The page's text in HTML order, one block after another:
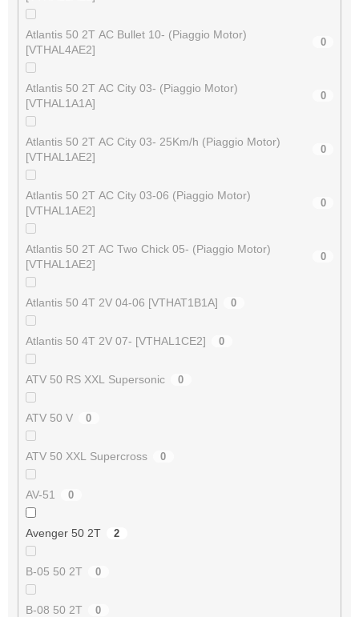
Atlantis 50 2T AC Bullet 10- (Piaggio Motor)
[VTHAL4AE2]
0
Atlantis 50 2T AC City 03- (Piaggio Motor)
[VTHAL1A1A]
0
Atlantis 50 2T AC City 03- 25Km/h (Piaggio Motor)
[VTHAL1AE2]
0
Atlantis 50 2T AC City 03-06 (Piaggio Motor)
[VTHAL1AE2]
0
Atlantis 50 2T AC Two Chick 05- (Piaggio Motor)
[VTHAL1AE2]
0
Atlantis 50 4T 2V 04-06 [VTHAT1B1A] 0
Atlantis 50 4T 2V 07- [VTHAL1CE2] 0
ATV 50 RS XXL Supersonic 0
ATV 50 V 0
ATV 50 XXL Supercross 0
AV-51 0
Avenger 50 2T 2
B-05 50 2T 0
B-08 50 2T 0